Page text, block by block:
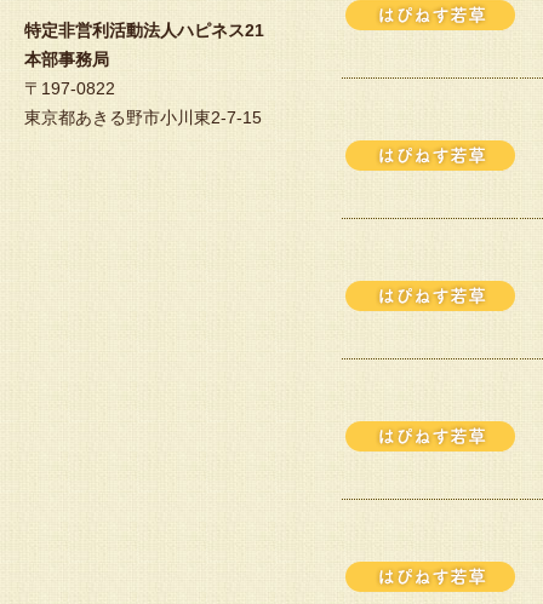
特定非営利活動法人ハピネス21
本部事務局
〒197-0822
東京都あきる野市小川東2-7-15